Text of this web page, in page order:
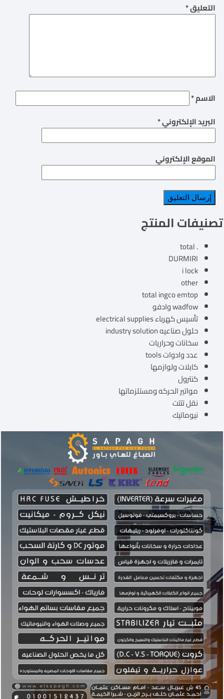
التعليق*
الاسم*
البريد الإلكتروني*
الموقع الإلكتروني
تصنيفات المنتج
. total
DURMIRI
i lock
other
total ingco emtop
wadfow وادفو
تأسيس كهرباء electrical supplies
حلول صناعيه industry solution
سخانات وحراريات
عدد وادوات tools
كابلات ولوازمها
كنترول
مواتير الحركه ومستلزماتها
نقل تتتت
نيوماتيك